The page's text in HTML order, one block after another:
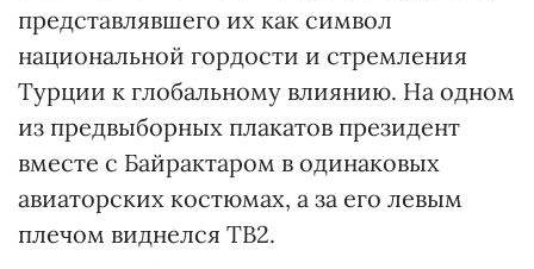
представлявшего их как символ
национальной гордости и стремления
Турции к глобальному влиянию. На одном
из предвыборных плакатов президент
вместе с Байрактаром в одинаковых
авиаторских костюмах, а за его левым
плечом виднелся TB2.